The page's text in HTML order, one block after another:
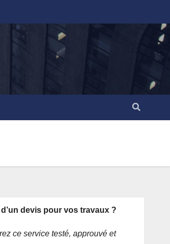
devis pour vos travaux ?
ce service testé, approuvé et